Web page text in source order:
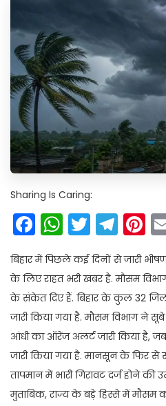
Sharing Is Caring:
Facebook
Twitter
बिहार में पिछले कई दिनों से जारी
के लिए राहत भरी खबर है. मौसम
के संकेत दिए हैं. बिहार के कुल 32
जारी किया गया है. मौसम विभाग ने
आंधी का ऑरेंज अलर्ट जारी किया है,
जारी किया गया है. मानसून के फिर से
तापमान में भारी गिरावट दर्ज होने की
मुताबिक, राज्य के बड़े हिस्से में मौसम